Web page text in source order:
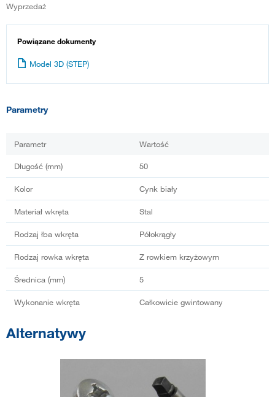
Wyprzedaż
Powiązane dokumenty
Model 3D (STEP)
Parametry
Parametr Wartość
Długość (mm) 50
Kolor Cynk biały
Materiał wkręta Stal
Rodzaj łba wkręta Półokrągły
Rodzaj rowka wkręta Z rowkiem krzyżowym
Średnica (mm) 5
Wykonanie wkręta Całkowicie gwintowany
Alternatywy